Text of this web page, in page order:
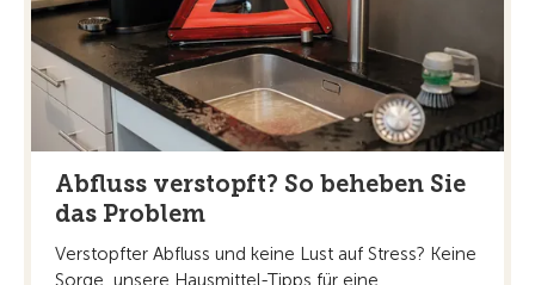
Abfluss verstopft? So beheben Sie
das Problem
Verstopfter Abfluss und keine Lust auf Stress? Keine
Sorge, unsere Hausmittel-Tipps für eine ...